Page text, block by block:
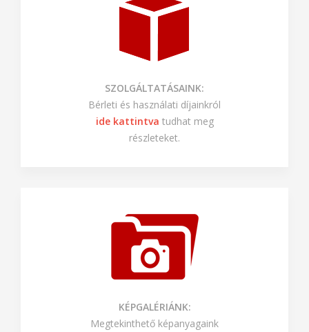
SZOLGÁLTATÁSAINK:
Bérleti és használati díjainkról
ide kattintva tudhat meg
részleteket.
KÉPGALÉRIÁNK:
Megtekinthető képanyagaink